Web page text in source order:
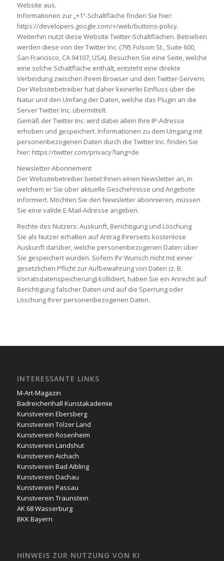
Website aus.
Informationen zur „+1“-Schaltfläche finden Sie hier:
https://developers.google.com/+/web/buttons-policy.
Weiterhin nutzt diese Website Twitter-Schaltflächen. Betrieben
werden diese von der Twitter Inc. (795 Folsom St., Suite 600,
San Francisco, CA 94107, USA). Besuchen Sie eine Seite, welche
eine solche Schaltfläche enthält, entsteht eine direkte
Verbindung zwischen Ihrem Browser und den Twitter-Servern.
Der Websitebetreiber hat daher keinerlei Einfluss über die
Natur und den Umfang der Daten, welche das Plugin an die
Server Twitter Inc. übermittelt.
Gemäß der Twitter Inc. wird dabei allein Ihre IP-Adresse
erhoben und gespeichert. Informationen zu dem Umgang mit
personenbezogenen Daten durch die Twitter Inc. finden Sie
hier: https://twitter.com/privacy?lang=de
Newsletter-Abonnement
Der Websitebetreiber bietet Ihnen einen Newsletter an, in
welchem er Sie über aktuelle Geschehnisse und Angebote
informiert. Möchten Sie den Newsletter abonnieren, müssen
Sie eine valide E-Mail-Adresse angeben.
Rechte des Nutzers: Auskunft, Berichtigung und Löschung
Sie als Nutzer erhalten auf Antrag Ihrerseits kostenlose
Auskunft darüber, welche personenbezogenen Daten über
Sie gespeichert wurden. Sofern Ihr Wunsch nicht mit einer
gesetzlichen Pflicht zur Aufbewahrung von Daten (z. B.
Vorratsdatenspeicherung) kollidiert, haben Sie ein Anrecht auf
Berichtigung falscher Daten und auf die Sperrung oder
Löschung Ihrer personenbezogenen Daten.
INTERESSANTE LINKS
M-Art-Magazin
Badreichenhall Kunstakademie
Kunstverein Ebersberg
Kunstverein Tölzer Land
Kunstverein Rosenheim
Kunstverein Landshut
Kunstverein Aichach
Kunstverein Bad Aibling
Kunstverein Dachau
Kunstverein Passau
Kunstverein Traunstein
AK 68 Wasserburg
BKK Bayern
HINWEIS ZUR NUTZUNG VON KI